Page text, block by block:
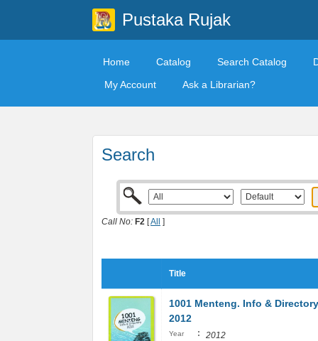
Pustaka Rujak
Home Catalog Search Catalog
My Account
Ask a Librarian?
Search
Call No: F2 [All ]
Title
1001 Menteng. Info & Directory
2012
Year : 2012